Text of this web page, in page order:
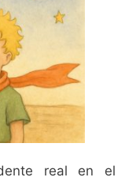
real en el